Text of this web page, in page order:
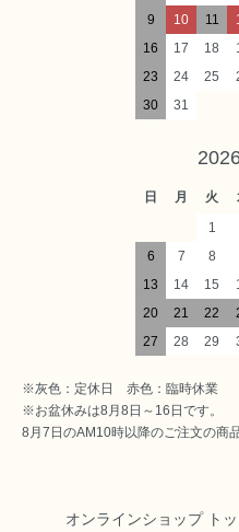
9
10 11
16
17 18
23
24 25
30
31
日 月 火
1
6
7 8
13
14 15
20
21 22
27
28 29
※灰色：定休日 赤色：臨時休業
※お盆休みは8月8日～16日です。
8月7日のAM10時以降のご注文の商
オンラインショップ ト